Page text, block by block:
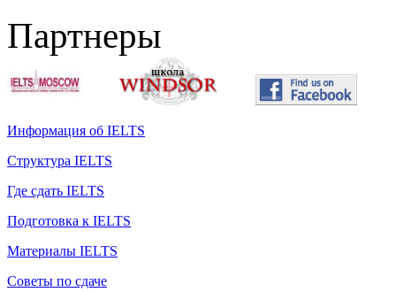
Партнеры
Информация об IELTS
Структура IELTS
Где сдать IELTS
Подготовка к IELTS
Материалы IELTS
Советы по сдаче